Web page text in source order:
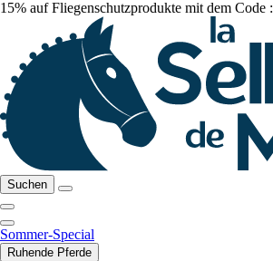
15% auf Fliegenschutzprodukte mit dem Code :
Suchen
Sommer-Special
Ruhende Pferde